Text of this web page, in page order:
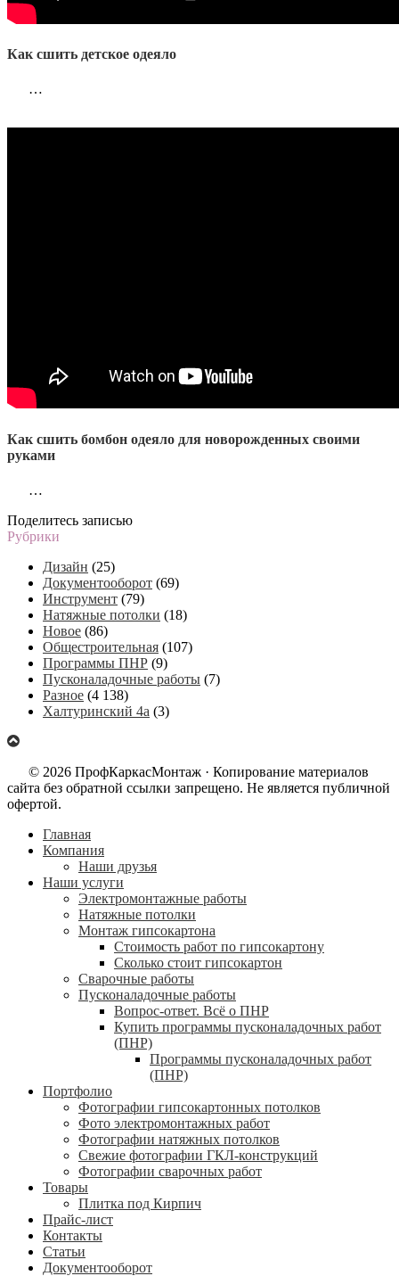
Как сшить детское одеяло
…
Как сшить бомбон одеяло для новорожденных своими
руками
…
Поделитесь записью
Рубрики
Дизайн (25)
Документооборот (69)
Инструмент (79)
Натяжные потолки (18)
Новое (86)
Общестроительная (107)
Программы ПНР (9)
Пусконаладочные работы (7)
Разное (4 138)
Халтуринский 4а (3)
© 2026 ПрофКаркасМонтаж · Копирование материалов
сайта без обратной ссылки запрещено. Не является публичной
офертой.
Главная
Компания
Наши друзья
Наши услуги
Электромонтажные работы
Натяжные потолки
Монтаж гипсокартона
Стоимость работ по гипсокартону
Сколько стоит гипсокартон
Сварочные работы
Пусконаладочные работы
Вопрос-ответ. Всё о ПНР
Купить программы пусконаладочных работ
(ПНР)
Программы пусконаладочных работ
(ПНР)
Портфолио
Фотографии гипсокартонных потолков
Фото электромонтажных работ
Фотографии натяжных потолков
Свежие фотографии ГКЛ-конструкций
Фотографии сварочных работ
Товары
Плитка под Кирпич
Прайс-лист
Контакты
Статьи
Документооборот